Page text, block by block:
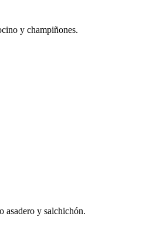
y champiñones.
asadero y salchichón.